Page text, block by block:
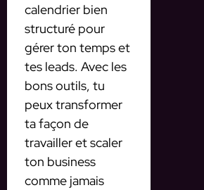
calendrier bien
structuré pour
gérer ton temps et
tes leads. Avec les
bons outils, tu
peux transformer
ta façon de
travailler et scaler
ton business
comme jamais